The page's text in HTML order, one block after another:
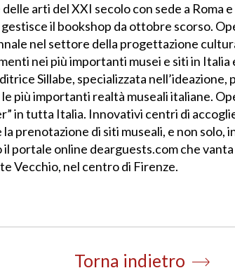
arti del XXI secolo con sede a Roma
il bookshop da ottobre scorso.
nel settore della progettazione
nei più importanti musei e siti in Italia
Sillabe, specializzata
le più importanti realtà museali italiane.
in tutta Italia. Innovativi centri di
prenotazione di siti museali, e non
portale online dearguests.com che vanta
Vecchio, nel centro di Firenze.
Torna indietro